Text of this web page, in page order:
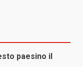
paesino il